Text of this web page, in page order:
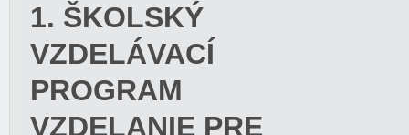
1. ŠKOLSKÝ
VZDELÁVACÍ
PROGRAM
VZDELANIE PRE